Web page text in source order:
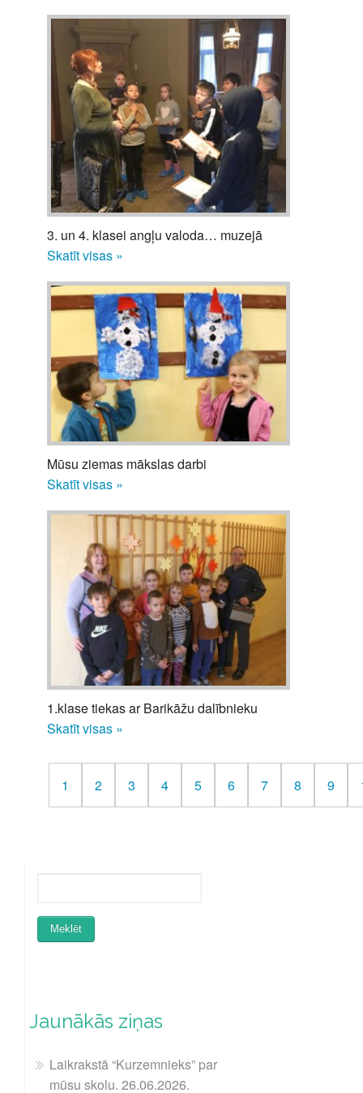
3. un 4. klasei angļu valoda… muzejā
Skatīt visas »
Mūsu ziemas mākslas darbi
Skatīt visas »
1.klase tiekas ar Barikāžu dalībnieku
Skatīt visas »
1 2 3 4 5 6 7 8 9
Jaunākās ziņas
Laikrakstā “Kurzemnieks” par
mūsu skolu. 26.06.2026.